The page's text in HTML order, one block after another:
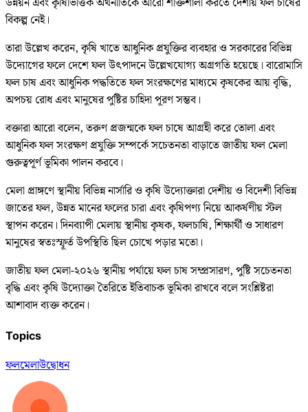
বিকল্প নেই।
তারা উল্লেখ করেন, কৃষি খাতে আধুনিক প্রযুক্তির ব্যবহার ও সরকারের বিভিন্ন
উদ্যোগের ফলে দেশে ফল উৎপাদনে উল্লেখযোগ্য অগ্রগতি হয়েছে। বারোমাসি
ফল চাষ এবং আধুনিক পদ্ধতিতে ফল সংরক্ষণের মাধ্যমে কৃষকের আয় বৃদ্ধি,
অপচয় রোধ এবং মানুষের পুষ্টির চাহিদা পূরণ সম্ভব।
বক্তারা আরো বলেন, তরুণ প্রজন্মকে ফল চাষে আগ্রহী করে তোলা এবং
আধুনিক ফল সংরক্ষণ প্রযুক্তি সম্পর্কে সচেতনতা বাড়াতে জাতীয় ফল মেলা
গুরুত্বপূর্ণ ভূমিকা পালন করবে।
মেলা প্রাঙ্গণে স্থানীয় বিভিন্ন নার্সারি ও কৃষি উদ্যোক্তারা দেশীয় ও বিদেশী বিভিন্ন
জাতের ফল, উন্নত মানের ফলের চারা এবং কৃষিপণ্য নিয়ে আকর্ষণীয় স্টল
স্থাপন করেন। দিনব্যাপী মেলায় স্থানীয় কৃষক, ফলচাষি, শিক্ষার্থী ও সাধারণ
মানুষের স্বতঃস্ফূর্ত উপস্থিতি ছিল চোখে পড়ার মতো।
জাতীয় ফল মেলা-২০২৬ স্থানীয় পর্যায়ে ফল চাষ সম্প্রসারণ, পুষ্টি সচেতনতা
বৃদ্ধি এবং কৃষি উদ্যোক্তা তৈরিতে ইতিবাচক ভূমিকা রাখবে বলে সংশ্লিষ্টরা
আশাবাদ ব্যক্ত করেন।
Topics
ফলমেলাউদ্বোধন